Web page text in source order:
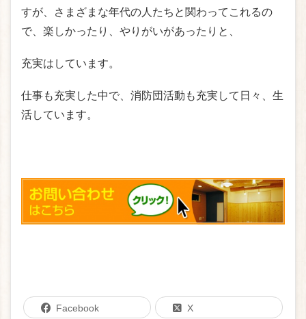
すが、さまざまな年代の人たちと関わってこれるの
で、楽しかったり、やりがいがあったりと、
充実はしています。
仕事も充実した中で、消防団活動も充実して日々、生
活しています。
Facebook X